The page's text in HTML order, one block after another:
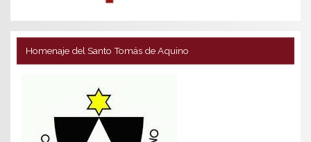
Homenaje del Santo Tomás de Aquino